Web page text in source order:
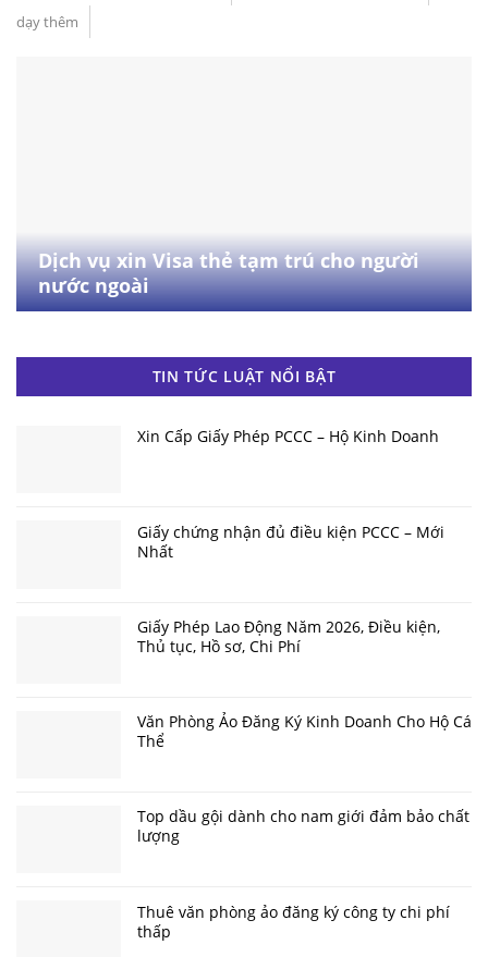
dạy thêm
Dịch vụ xin Visa thẻ tạm trú cho người
nước ngoài
TIN TỨC LUẬT NỔI BẬT
Xin Cấp Giấy Phép PCCC – Hộ Kinh Doanh
Giấy chứng nhận đủ điều kiện PCCC – Mới
Nhất
Giấy Phép Lao Động Năm 2026, Điều kiện,
Thủ tục, Hồ sơ, Chi Phí
Văn Phòng Ảo Đăng Ký Kinh Doanh Cho Hộ Cá
Thể
Top dầu gội dành cho nam giới đảm bảo chất
lượng
Thuê văn phòng ảo đăng ký công ty chi phí
thấp